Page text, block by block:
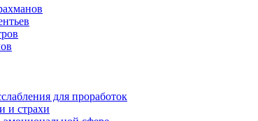
для проработок
и страхи